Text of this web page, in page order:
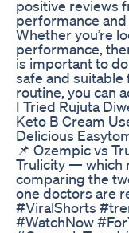
positive reviews
performance
Whether you’re
performance,
is important to
safe and
routine, you can
I Tried Rujuta
Keto B Cream
Delicious
📌 Ozempic vs
Trulicity — which
comparing the
one doctors are
#ViralShorts
#WatchNow